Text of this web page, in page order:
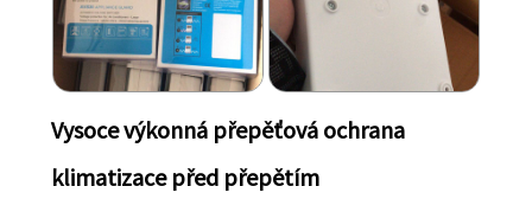
Vysoce výkonná přepěťová ochrana
klimatizace před přepětím